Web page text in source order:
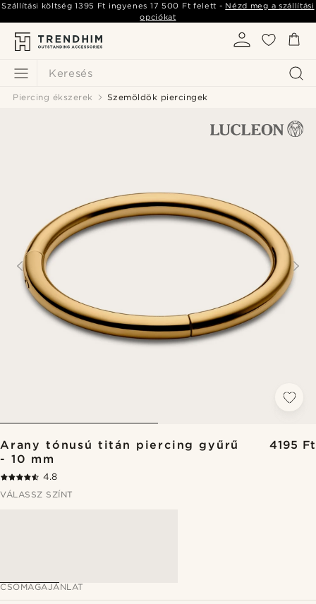
Keresés
Szállítási költség1395 Ft ingyenes 17 500 Ft felett - Nézd meg a szállítási
opciókat
Piercing ékszerek Szemöldök piercingek
Arany tónusú titán piercing gyűrű
- 10 mm
4195 Ft
4.8
VÁLASSZ SZÍNT
CSOMAGAJÁNLAT